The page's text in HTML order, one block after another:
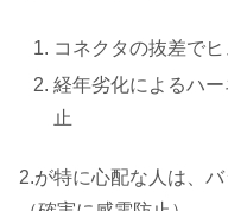
コネクタの抜差で
経年劣化によるハ
止
2.が特に心配な人は、